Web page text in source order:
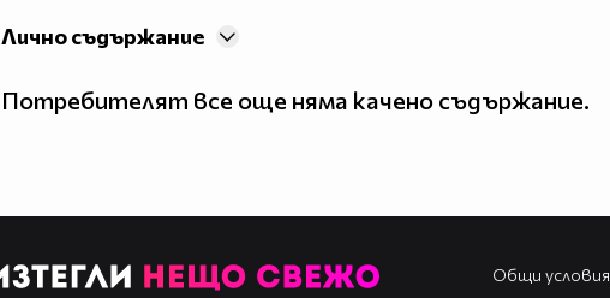
Лично съдържание
Потребителят все още няма качено съдържание.
Общи условия